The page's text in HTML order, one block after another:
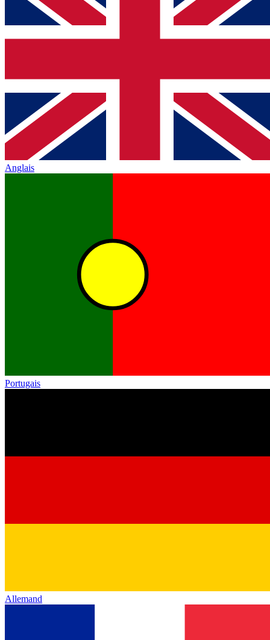
Anglais
Portugais
Allemand